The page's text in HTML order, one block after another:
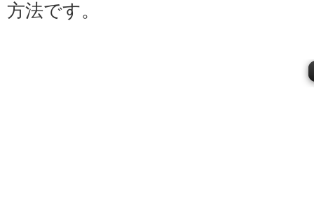
方法です。